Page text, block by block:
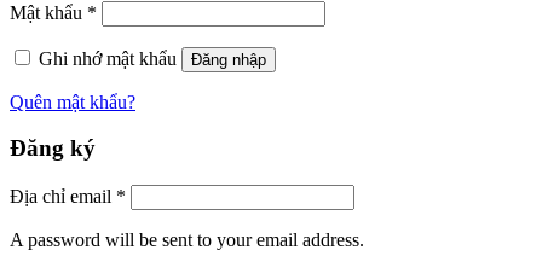
Mật khẩu *
Ghi nhớ mật khẩu Đăng nhập
Quên mật khẩu?
Đăng ký
Địa chỉ email *
A password will be sent to your email address.